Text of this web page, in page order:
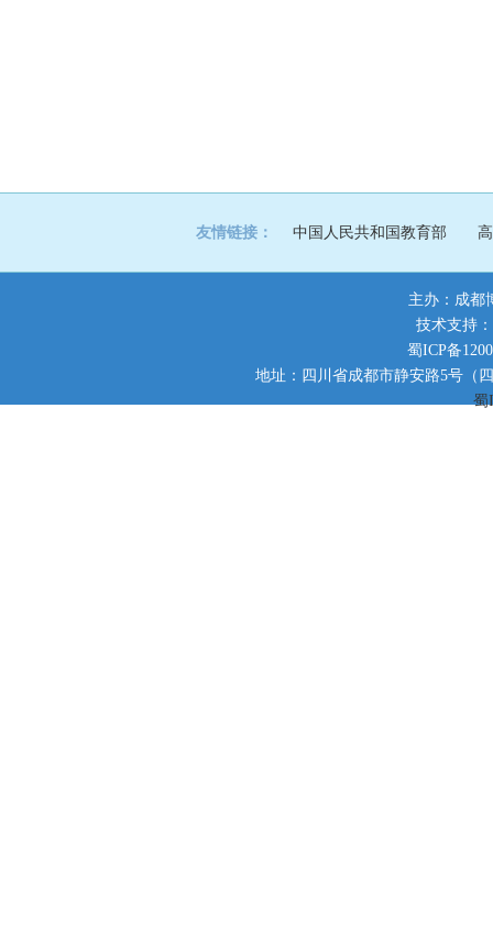
友情链接： 中国人民共和国教育部
主办：成都
技术支持
蜀ICP备
地址：四川省成都市静安路5号（
蜀